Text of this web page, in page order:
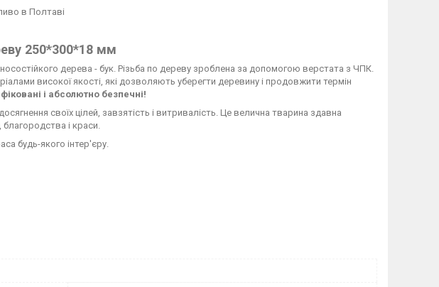
в Полтаві
250*300*18 мм
дерева - бук. Різьба по дереву зроблена за допомогою верстата з ЧПК.
високої якості, які дозволяють уберегти деревину і продовжити термін
і абсолютно безпечні!
досягнення своїх цілей, завзятість і витривалість. Це велична тварина здавна
, благородства і краси.
будь-якого інтер'єру.